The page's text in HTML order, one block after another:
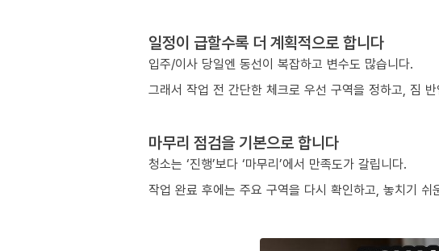
일정이 급할수록 더 계획적으로 합니다
입주/이사 당일엔 동선이 복잡하고 변수도 많습니다.
그래서 작업 전 간단한 체크로 우선 구역을 정하고, 짐
마무리 점검을 기본으로 합니다
청소는 ‘진행’보다 ‘마무리’에서 만족도가 갈립니다.
작업 완료 후에는 주요 구역을 다시 확인하고, 놓치기 쉬